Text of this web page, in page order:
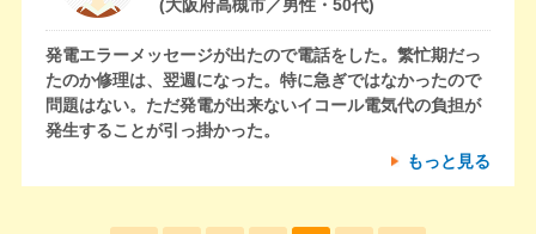
(大阪府高槻市／男性・50代)
発電エラーメッセージが出たので電話をした。繁忙期だっ
たのか修理は、翌週になった。特に急ぎではなかったので
問題はない。ただ発電が出来ないイコール電気代の負担が
発生することが引っ掛かった。
もっと見る